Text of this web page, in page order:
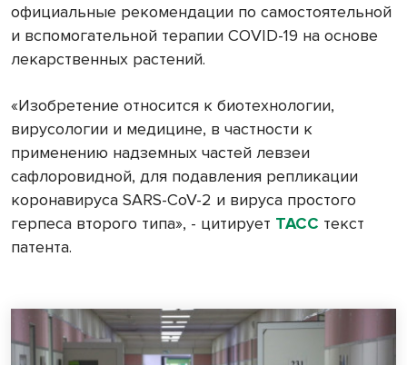
официальные рекомендации по самостоятельной
и вспомогательной терапии COVID-19 на основе
лекарственных растений.
«Изобретение относится к биотехнологии,
вирусологии и медицине, в частности к
применению надземных частей левзеи
сафлоровидной, для подавления репликации
коронавируса SARS-CoV-2 и вируса простого
герпеса второго типа», - цитирует ТАСС текст
патента.